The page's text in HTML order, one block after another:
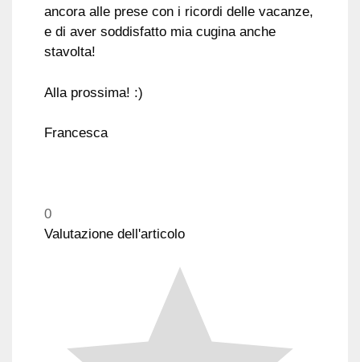
ancora alle prese con i ricordi delle vacanze,
e di aver soddisfatto mia cugina anche
stavolta!
Alla prossima! :)
Francesca
0
Valutazione dell'articolo